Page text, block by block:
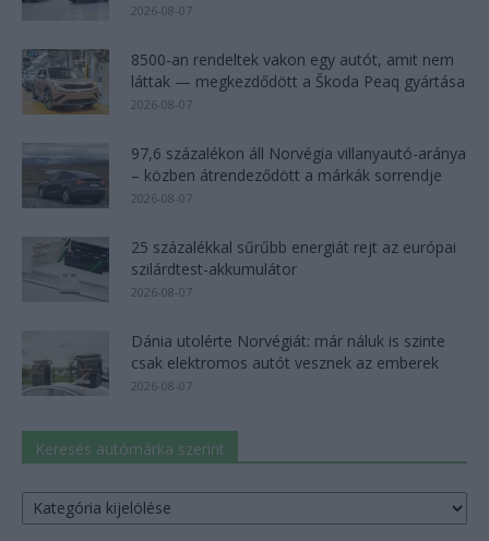
2026-08-07
8500-an rendeltek vakon egy autót, amit nem
láttak — megkezdődött a Škoda Peaq gyártása
2026-08-07
97,6 százalékon áll Norvégia villanyautó-aránya
– közben átrendeződött a márkák sorrendje
2026-08-07
25 százalékkal sűrűbb energiát rejt az európai
szilárdtest-akkumulátor
2026-08-07
Dánia utolérte Norvégiát: már náluk is szinte
csak elektromos autót vesznek az emberek
2026-08-07
Keresés autómárka szerint
Keresés
autómárka